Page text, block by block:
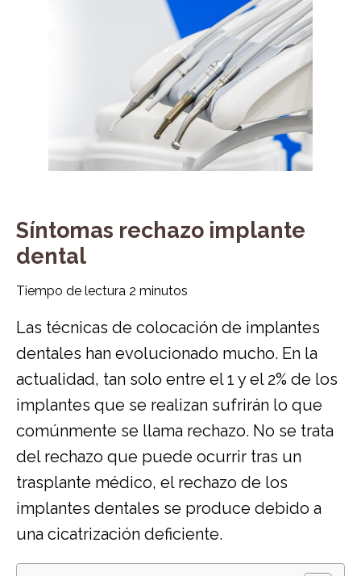
Síntomas rechazo implante
dental
Tiempo de lectura 2 minutos
Las técnicas de colocación de implantes
dentales han evolucionado mucho. En la
actualidad, tan solo entre el 1 y el 2% de los
implantes que se realizan sufrirán lo que
comúnmente se llama rechazo. No se trata
del rechazo que puede ocurrir tras un
trasplante médico, el rechazo de los
implantes dentales se produce debido a
una cicatrización deficiente.